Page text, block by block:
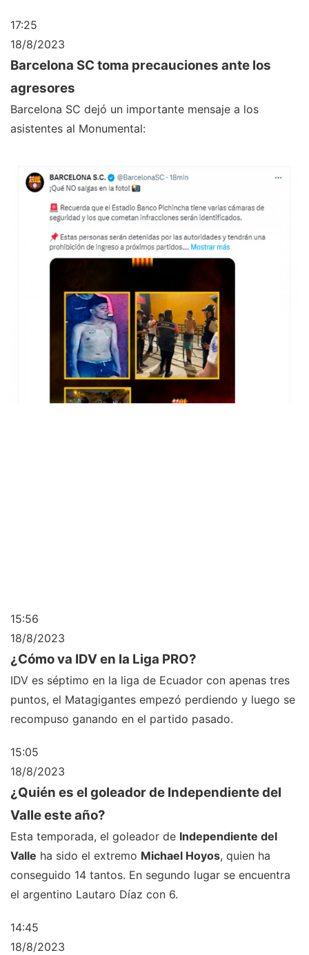
17:25
18/8/2023
Barcelona SC toma precauciones ante los
agresores
Barcelona SC dejó un importante mensaje a los
asistentes al Monumental:
15:56
18/8/2023
¿Cómo va IDV en la Liga PRO?
IDV es séptimo en la liga de Ecuador con apenas tres
puntos, el Matagigantes empezó perdiendo y luego se
recompuso ganando en el partido pasado.
15:05
18/8/2023
¿Quién es el goleador de Independiente del
Valle este año?
Esta temporada, el goleador de Independiente del
Valle ha sido el extremo Michael Hoyos, quien ha
conseguido 14 tantos. En segundo lugar se encuentra
el argentino Lautaro Díaz con 6.
14:45
18/8/2023